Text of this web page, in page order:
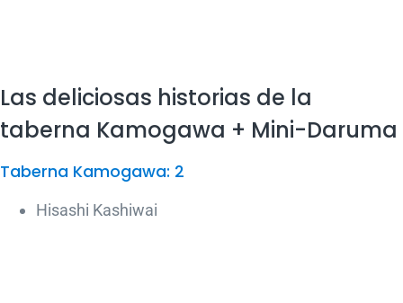
Las deliciosas historias de la
taberna Kamogawa + Mini-Daruma
Taberna Kamogawa: 2
Hisashi Kashiwai